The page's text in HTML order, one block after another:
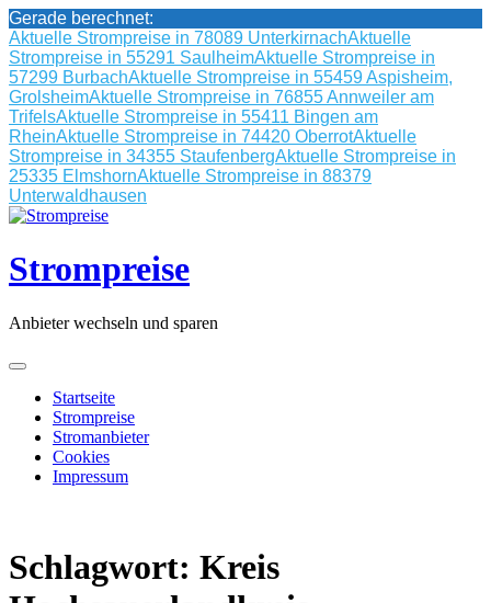
Gerade berechnet:
Aktuelle Strompreise in 78089 UnterkirnachAktuelle
Strompreise in 55291 SaulheimAktuelle Strompreise in
57299 BurbachAktuelle Strompreise in 55459 Aspisheim,
GrolsheimAktuelle Strompreise in 76855 Annweiler am
TrifelsAktuelle Strompreise in 55411 Bingen am
RheinAktuelle Strompreise in 74420 OberrotAktuelle
Strompreise in 34355 StaufenbergAktuelle Strompreise in
25335 ElmshornAktuelle Strompreise in 88379
Unterwaldhausen
Skip
content
Strompreise
Anbieter wechseln und sparen
Startseite
Strompreise
Stromanbieter
Cookies
Impressum
Schlagwort: Kreis